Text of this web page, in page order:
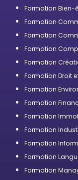
Formation Bien-
Formation
Formation
Formation
Formation
Formation Droit
Formation
Formation
Formation
Formation
Formation
Formation
Formation